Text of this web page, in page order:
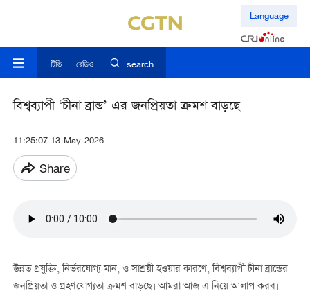
Language
টিভি রেডিও search
বিশ্বব্যাপী ‘চীনা ব্রান্ড’-এর জনপ্রিয়তা ক্রমশ বাড়ছে
11:25:07 13-May-2026
Share
উন্নত প্রযুক্তি, নির্ভরযোগ্য মান, ও সাশ্রয়ী হওয়ার কারণে, বিশ্বব্যাপী চীনা ব্রান্ডের
জনপ্রিয়তা ও গ্রহণযোগ্যতা ক্রমশ বাড়ছে। আমরা আজ এ নিয়ে আলাপ করব।